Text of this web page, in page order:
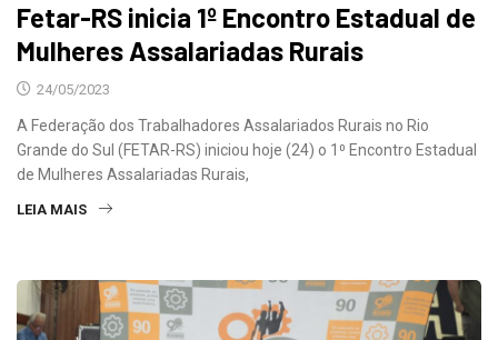
Fetar-RS inicia 1º Encontro Estadual de
Mulheres Assalariadas Rurais
24/05/2023
A Federação dos Trabalhadores Assalariados Rurais no Rio
Grande do Sul (FETAR-RS) iniciou hoje (24) o 1⁰ Encontro Estadual
de Mulheres Assalariadas Rurais,
LEIA MAIS